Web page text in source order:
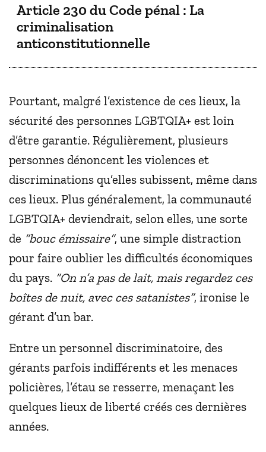
Article 230 du Code pénal : La
criminalisation
anticonstitutionnelle
Pourtant, malgré l’existence de ces lieux, la
sécurité des personnes LGBTQIA+ est loin
d’être garantie. Régulièrement, plusieurs
personnes dénoncent les violences et
discriminations qu’elles subissent, même dans
ces lieux. Plus généralement, la communauté
LGBTQIA+ deviendrait, selon elles, une sorte
de “bouc émissaire”, une simple distraction
pour faire oublier les difficultés économiques
du pays. “On n’a pas de lait, mais regardez ces
boîtes de nuit, avec ces satanistes”, ironise le
gérant d’un bar.
Entre un personnel discriminatoire, des
gérants parfois indifférents et les menaces
policières, l’étau se resserre, menaçant les
quelques lieux de liberté créés ces dernières
années.